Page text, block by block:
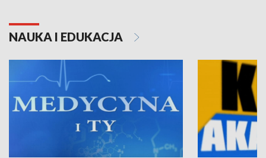
NAUKA I EDUKACJA